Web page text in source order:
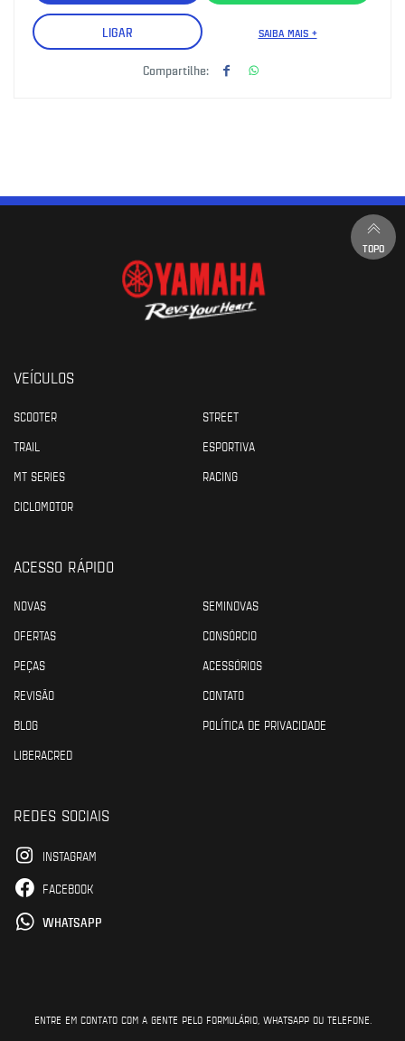
LIGAR SAIBA MAIS +
Compartilhe:
TOPO
VEÍCULOS
SCOOTER
STREET
TRAIL
ESPORTIVA
MT SERIES
RACING
CICLOMOTOR
ACESSO RÁPIDO
NOVAS
SEMINOVAS
OFERTAS
CONSÓRCIO
PEÇAS
ACESSÓRIOS
REVISÃO
CONTATO
BLOG
POLÍTICA DE PRIVACIDADE
LIBERACRED
REDES SOCIAIS
INSTAGRAM
FACEBOOK
WHATSAPP
ENTRE EM CONTATO COM A GENTE PELO FORMULÁRIO, WHATSAPP OU TELEFONE.